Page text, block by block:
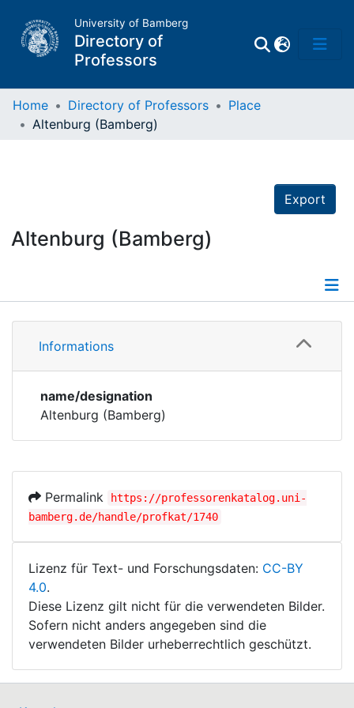
University of Bamberg
Directory of
Professors
Corporations
Historic matricle
Home Directory of Professors
Place
Altenburg (Bamberg)
Export
Altenburg (Bamberg)
Informations
Informations
name/designation
Altenburg (Bamberg)
Permalink
https://professorenkatalog.uni-
bamberg.de/handle/profkat/1740
Lizenz für Text- und Forschungsdaten: CC-BY
4.0.
Diese Lizenz gilt nicht für die verwendeten Bilder.
Sofern nicht anders angegeben sind die
verwendeten Bilder urheberrechtlich geschützt.